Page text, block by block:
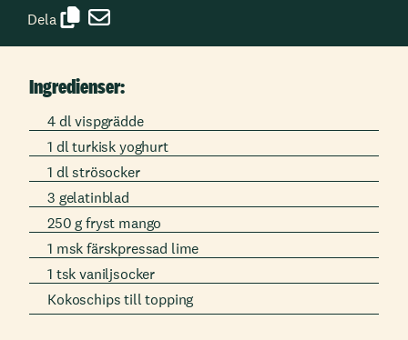
Dela
Ingredienser:
4 dl vispgrädde
1 dl turkisk yoghurt
1 dl strösocker
3 gelatinblad
250 g fryst mango
1 msk färskpressad lime
1 tsk vaniljsocker
Kokoschips till topping